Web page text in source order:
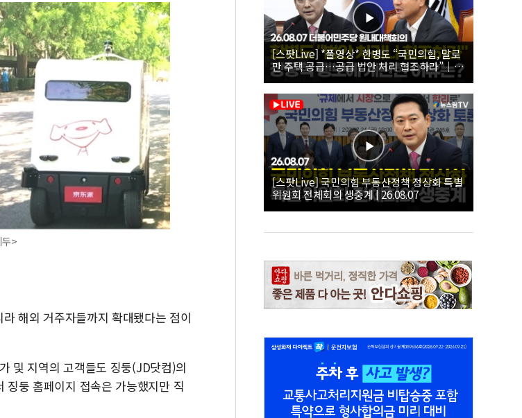
두>
해외 거주자들까지 확대됐다는 점이
및 지역의 고객들도 징둥(JD닷컴)의
둥 홈페이지 접속은 가능했지만 직
[스팟Live] *풀영상* 한병도 “국민의힘, 말로
만 주택 공급…공급 법안 처리 협조하라”｜
26.08.07 더불어민주당 원내대책회의
[스팟Live] 국민의힘 부동산정책 정상화 특별
위원회 전체회의 생중계 | 26.08.07